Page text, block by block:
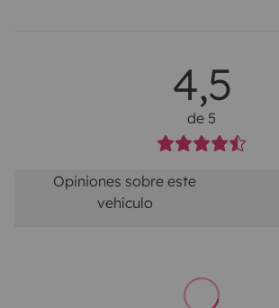
4,5
de 5
Opiniones sobre este
vehículo